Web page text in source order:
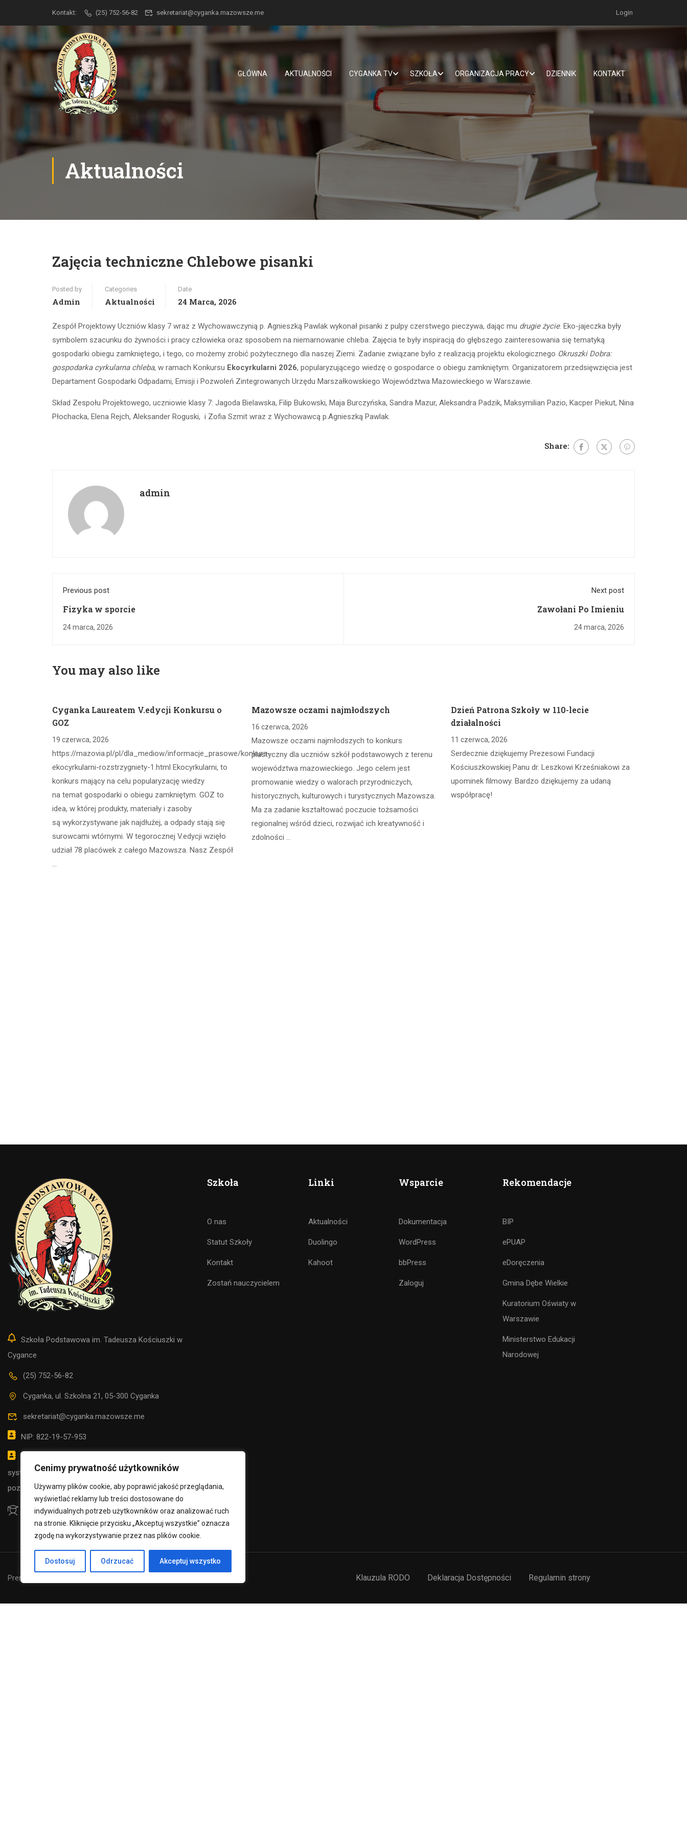
Cenimy prywatność użytkowników
Używamy plików cookie, aby poprawić jakość przeglądania,
wyświetlać reklamy lub treści dostosowane do
indywidualnych potrzeb użytkowników oraz analizować ruch
na stronie. Kliknięcie przycisku „Akceptuj wszystkie” oznacza
zgodę na wykorzystywanie przez nas plików cookie.
Dostosuj Odrzucać Akceptuj wszystko
Kontakt: (25) 752-56-82 sekretariat@cyganka.mazowsze.me Login
GŁÓWNA AKTUALNOŚCI CYGANKA TV SZKOŁA ORGANIZACJA PRACY DZIENNIK KONTAKT
Aktualności
Zajęcia techniczne Chlebowe pisanki
Posted by
Admin
Categories
Aktualności
Date
24 Marca, 2026
Zespół Projektowy Uczniów klasy 7 wraz z Wychowawczynią p. Agnieszką Pawlak wykonał pisanki z pulpy czerstwego pieczywa, dając mu drugie życie. Eko-jajeczka były
symbolem szacunku do żywności i pracy człowieka oraz sposobem na niemarnowanie chleba. Zajęcia te były inspiracją do głębszego zainteresowania się tematyką
gospodarki obiegu zamkniętego, i tego, co możemy zrobić pożytecznego dla naszej Ziemi. Zadanie związane było z realizacją projektu ekologicznego Okruszki Dobra:
gospodarka cyrkularna chleba, w ramach Konkursu Ekocyrkularni 2026, popularyzującego wiedzę o gospodarce o obiegu zamkniętym. Organizatorem przedsięwzięcia jest
Departament Gospodarki Odpadami, Emisji i Pozwoleń Zintegrowanych Urzędu Marszałkowskiego Województwa Mazowieckiego w Warszawie.
Skład Zespołu Projektowego, uczniowie klasy 7: Jagoda Bielawska, Filip Bukowski, Maja Burczyńska, Sandra Mazur, Aleksandra Padzik, Maksymilian Pazio, Kacper Piekut, Nina
Płochacka, Elena Rejch, Aleksander Roguski, i Zofia Szmit wraz z Wychowawcą p.Agnieszką Pawlak.
Share:
admin
Previous post
Fizyka w sporcie
24 marca, 2026
Next post
Zawołani Po Imieniu
24 marca, 2026
You may also like
Cyganka Laureatem V.edycji Konkursu o
GOZ
19 czerwca, 2026
https://mazovia.pl/pl/dla_mediow/informacje_prasowe/konkurs-
ekocyrkularni-rozstrzygniety-1.html Ekocyrkularni, to
konkurs mający na celu popularyzację wiedzy
na temat gospodarki o obiegu zamkniętym. GOZ to
idea, w której produkty, materiały i zasoby
są wykorzystywane jak najdłużej, a odpady stają się
surowcami wtórnymi. W tegorocznej V.edycji wzięło
udział 78 placówek z całego Mazowsza. Nasz Zespół
…
Mazowsze oczami najmłodszych
16 czerwca, 2026
Mazowsze oczami najmłodszych to konkurs
plastyczny dla uczniów szkół podstawowych z terenu
województwa mazowieckiego. Jego celem jest
promowanie wiedzy o walorach przyrodniczych,
historycznych, kulturowych i turystycznych Mazowsza.
Ma za zadanie kształtować poczucie tożsamości
regionalnej wśród dzieci, rozwijać ich kreatywność i
zdolności …
Dzień Patrona Szkoły w 110-lecie
działalności
11 czerwca, 2026
Serdecznie dziękujemy Prezesowi Fundacji
Kościuszkowskiej Panu dr. Leszkowi Krześniakowi za
upominek filmowy. Bardzo dziękujemy za udaną
współpracę!
Szkoła Podstawowa im. Tadeusza Kościuszki w
Cygance
(25) 752-56-82
Cyganka, ul. Szkolna 21, 05-300 Cyganka
sekretariat@cyganka.mazowsze.me
NIP: 822-19-57-953
systemu e-PUAP adres SPCYGANKA (Dz.U. z 2020 r.
poz. 346, z póź. zm.)
Szkoła
O nas
Statut Szkoły
Kontakt
Zostań nauczycielem
Linki
Aktualności
Duolingo
Kahoot
Wsparcie
Dokumentacja
WordPress
bbPress
Zaloguj
Rekomendacje
BIP
ePUAP
eDoręczenia
Gmina Dębe Wielkie
Kuratorium Oświaty w
Warszawie
Ministerstwo Edukacji
Narodowej
Premium LMS & Online Education WordPress Theme Klauzula RODO Deklaracja Dostępności Regulamin strony
CHCESZ ZOSTAĆ NAUCZYCIELEM?